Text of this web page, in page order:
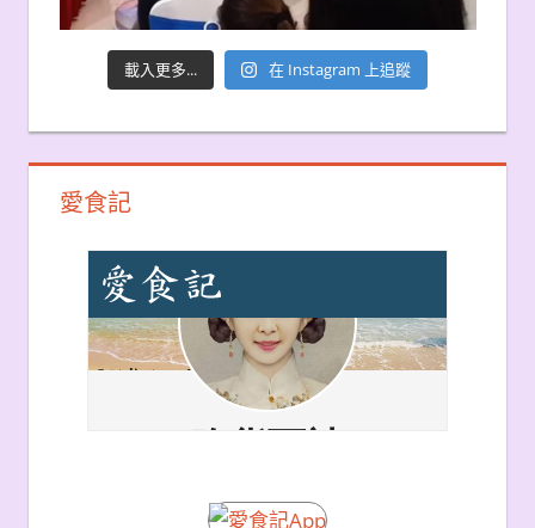
載入更多... 在 Instagram 上追蹤
愛食記